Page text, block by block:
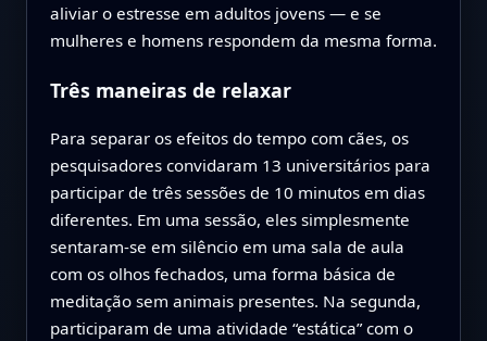
aliviar o estresse em adultos jovens — e se
mulheres e homens respondem da mesma forma.
Três maneiras de relaxar
Para separar os efeitos do tempo com cães, os
pesquisadores convidaram 13 universitários para
participar de três sessões de 10 minutos em dias
diferentes. Em uma sessão, eles simplesmente
sentaram-se em silêncio em uma sala de aula
com os olhos fechados, uma forma básica de
meditação sem animais presentes. Na segunda,
participaram de uma atividade “estática” com o